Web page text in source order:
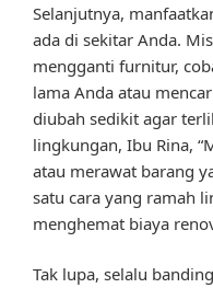
Selanjutnya,
ada di sekitar Anda.
mengganti furnitur,
lama Anda atau
diubah sedikit agar
lingkungan, Ibu Rina,
atau merawat barang
satu cara yang ramah
menghemat biaya
Tak lupa, selalu